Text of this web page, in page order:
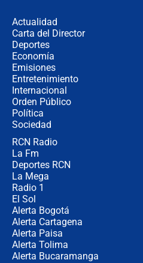
Actualidad
Carta del Director
Deportes
Economía
Emisiones
Entretenimiento
Internacional
Orden Público
Política
Sociedad
RCN Radio
La Fm
Deportes RCN
La Mega
Radio 1
El Sol
Alerta Bogotá
Alerta Cartagena
Alerta Paisa
Alerta Tolima
Alerta Bucaramanga